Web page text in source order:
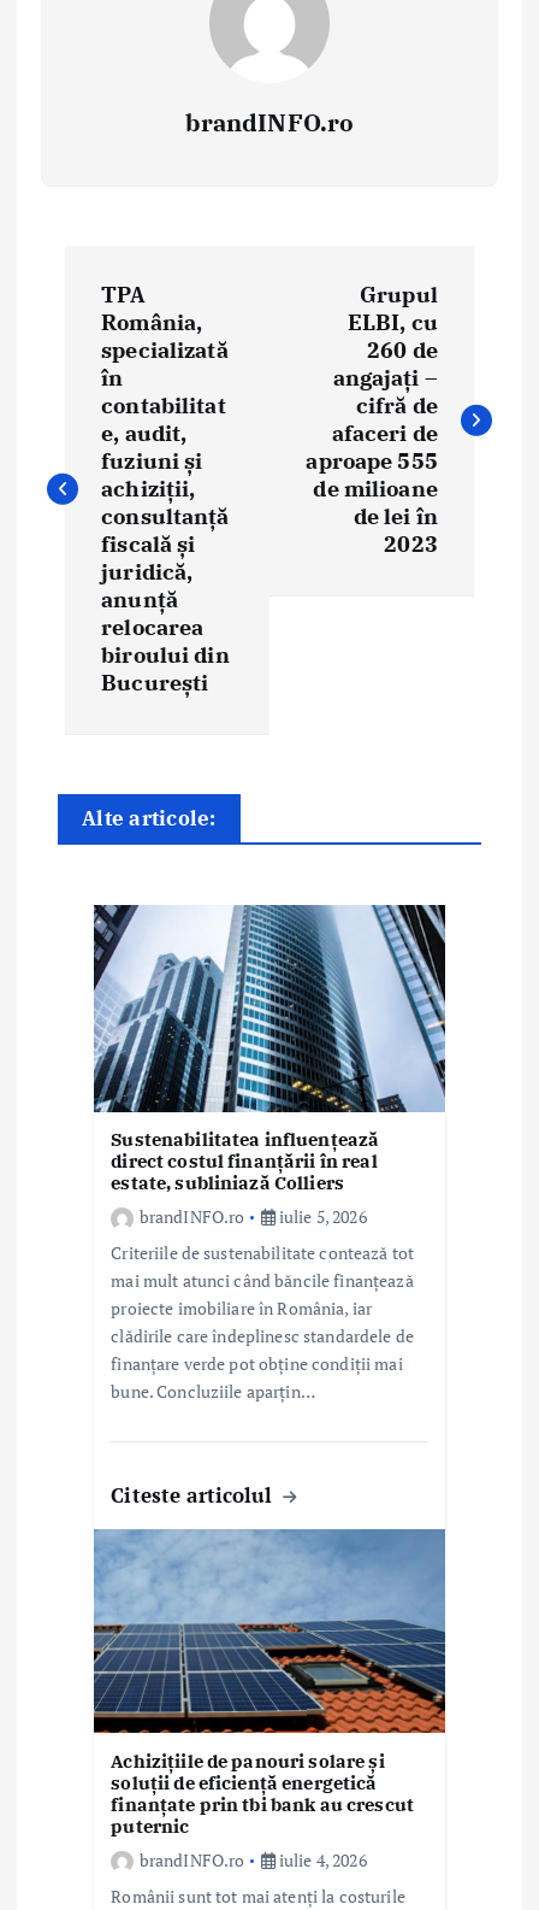
brandINFO.ro
g
a
r
TPA
România,
specializată
în
contabilitat
e, audit,
fuziuni și
achiziții,
consultanță
fiscală și
juridică,
anunță
relocarea
biroului din
București
Grupul
ELBI, cu
260 de
angajați –
cifră de
afaceri de
aproape 555
de milioane
de lei în
2023
Alte articole:
Sustenabilitatea influențează
direct costul finanțării în real
estate, subliniază Colliers
brandINFO.ro
iulie 5, 2026
Criteriile de sustenabilitate contează tot
mai mult atunci când băncile finanțează
proiecte imobiliare în România, iar
clădirile care îndeplinesc standardele de
finanțare verde pot obține condiții mai
bune. Concluziile aparțin…
Citeste articolul
Achizițiile de panouri solare și
soluții de eficiență energetică
finanțate prin tbi bank au crescut
puternic
brandINFO.ro
iulie 4, 2026
Românii sunt tot mai atenți la costurile